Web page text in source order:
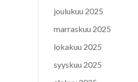
joulukuu 2025
marraskuu 2025
lokakuu 2025
syyskuu 2025